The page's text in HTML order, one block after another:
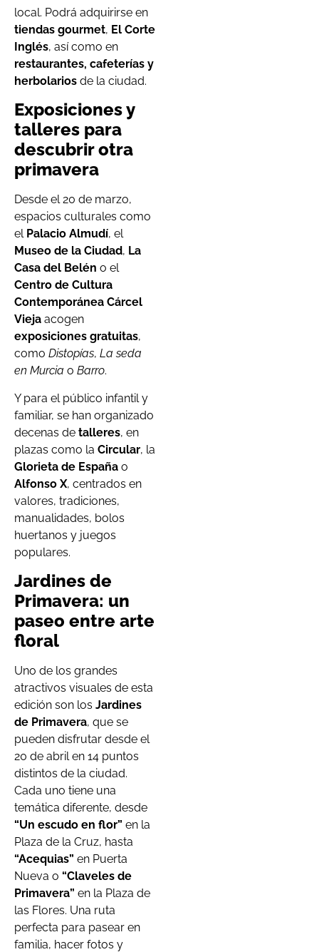
local. Podrá adquirirse en
tiendas gourmet, El Corte
Inglés, así como en
restaurantes, cafeterías y
herbolarios de la ciudad.
Exposiciones y
talleres para
descubrir otra
primavera
Desde el 20 de marzo,
espacios culturales como
el Palacio Almudí, el
Museo de la Ciudad, La
Casa del Belén o el
Centro de Cultura
Contemporánea Cárcel
Vieja acogen
exposiciones gratuitas,
como Distopías, La seda
en Murcia o Barro.
Y para el público infantil y
familiar, se han organizado
decenas de talleres, en
plazas como la Circular, la
Glorieta de España o
Alfonso X, centrados en
valores, tradiciones,
manualidades, bolos
huertanos y juegos
populares.
Jardines de
Primavera: un
paseo entre arte
floral
Uno de los grandes
atractivos visuales de esta
edición son los Jardines
de Primavera, que se
pueden disfrutar desde el
20 de abril en 14 puntos
distintos de la ciudad.
Cada uno tiene una
temática diferente, desde
“Un escudo en flor” en la
Plaza de la Cruz, hasta
“Acequias” en Puerta
Nueva o “Claveles de
Primavera” en la Plaza de
las Flores. Una ruta
perfecta para pasear en
familia, hacer fotos y